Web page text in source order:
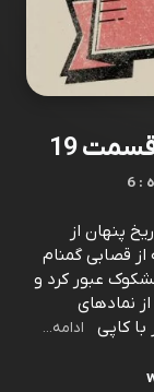
19
پنهان از
قصابی گمنام
عبور کرد و
نمادهای
با کاپی
ادامه...